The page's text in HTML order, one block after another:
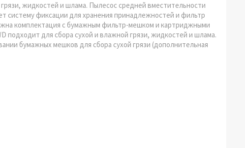
жидкостей и шлама. Пылесос средней вместительности
систему фиксации для хранения принадлежностей и фильтр
комплектация с бумажным фильтр-мешком и картриджными
подходит для сбора сухой и влажной грязи, жидкостей и шлама.
бумажных мешков для сбора сухой грязи (дополнительная